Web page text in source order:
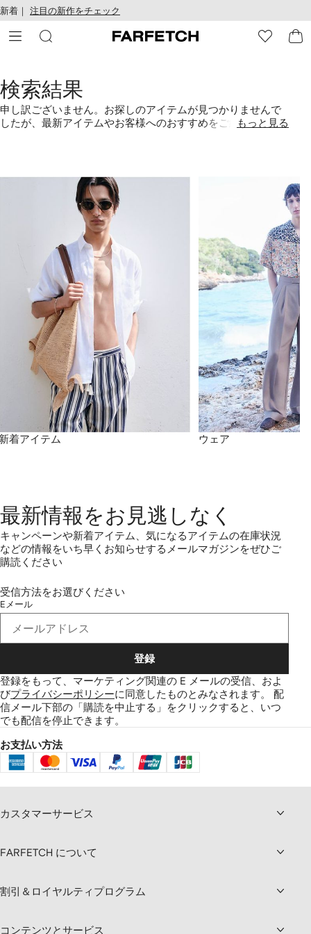
テ
ン
ツ
す
る
お
け
る
シ
ビ
リ
テ
新着｜ 注目の新作をチェック
検索結果
申し訳ございません。お探しのアイテムが見つかりませんで
したが、最新アイテムやお客様へのおすすめをご紹介しま
もっと見る
着アイテム ウェア
最新情報をお見逃しなく
キャンペーンや新着アイテム、気になるアイテムの在庫状況
などの情報をいち早くお知らせするメールマガジンをぜひご
購読ください
受信方法をお選びください
Eメール
登録
登録をもって、マーケティング関連の E メールの受信、およ
びプライバシーポリシーに同意したものとみなされます。 配
信メール下部の「購読を中止する」をクリックすると、いつ
でも配信を停止できます。
お支払い方法
カスタマーサービス
FARFETCH について
割引＆ロイヤルティプログラム
コンテンツとサービス